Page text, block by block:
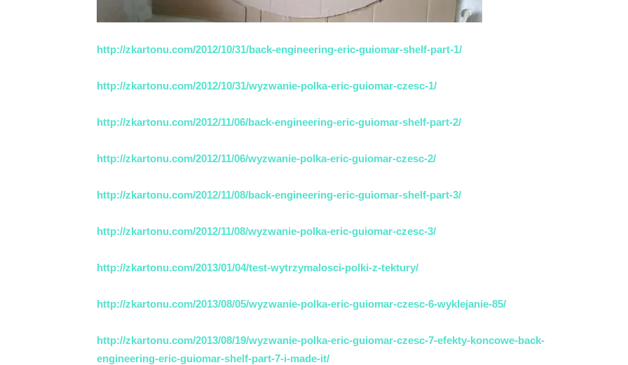
http://zkartonu.com/2012/10/31/back-engineering-eric-guiomar-shelf-part-1/
http://zkartonu.com/2012/10/31/wyzwanie-polka-eric-guiomar-czesc-1/
http://zkartonu.com/2012/11/06/back-engineering-eric-guiomar-shelf-part-2/
http://zkartonu.com/2012/11/06/wyzwanie-polka-eric-guiomar-czesc-2/
http://zkartonu.com/2012/11/08/back-engineering-eric-guiomar-shelf-part-3/
http://zkartonu.com/2012/11/08/wyzwanie-polka-eric-guiomar-czesc-3/
http://zkartonu.com/2013/01/04/test-wytrzymalosci-polki-z-tektury/
http://zkartonu.com/2013/08/05/wyzwanie-polka-eric-guiomar-czesc-6-wyklejanie-85/
http://zkartonu.com/2013/08/19/wyzwanie-polka-eric-guiomar-czesc-7-efekty-koncowe-back-
engineering-eric-guiomar-shelf-part-7-i-made-it/